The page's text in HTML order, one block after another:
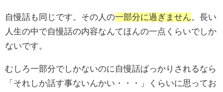
自慢話も同じです。その人の一部分に過ぎません。長い
人生の中で自慢話の内容なんてほんの一点くらいでしか
ないです。
むしろ一部分でしかないのに自慢話ばっかりされるなら
「それしか話す事ないんかい・・・」くらいに思ってお